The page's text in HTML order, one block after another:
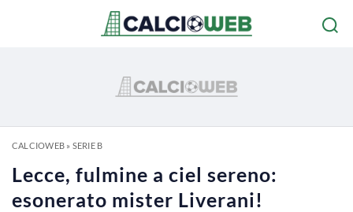
CALCIOWEB» SERIE B
Lecce, fulmine a ciel sereno:
esonerato mister Liverani!